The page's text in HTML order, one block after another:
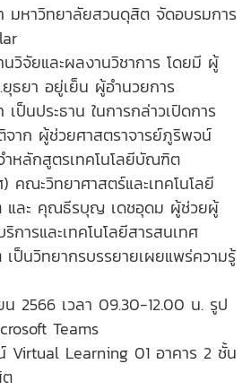
มหาวิทยาลัยสวนดุสิต จัดอบรมการ
วิจัยและผลงานวิชาการ โดยมี ผู้
ธยา อยู่เย็น ผู้อำนวยการ
ป็นประธาน ในการกล่าวเปิดการ
จาก ผู้ช่วยศาสตราจารย์ภูริพจน์
ำหลักสูตรเทคโนโลยีบัณฑิต
คณะวิทยาศาสตร์และเทคโนโลยี
และ คุณธีรบุญ เดชอุดม ผู้ช่วยผู้
การและเทคโนโลยีสารสนเทศ
ป็นวิทยากรบรรยายเผยแพร่ความรู้
2566 เวลา 09.30-12.00 น. รูป
Teams
Virtual Learning 01 อาคาร 2 ชั้น